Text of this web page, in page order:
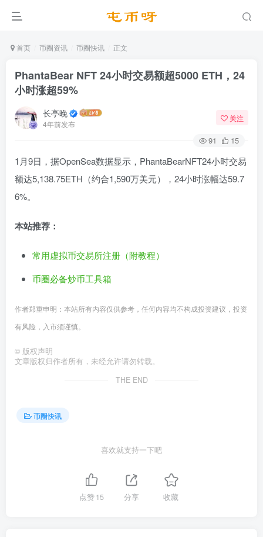
首页 币圈资讯 币圈快讯 正文
PhantaBear NFT 24小时交易额超5000 ETH，24
小时涨超59%
长亭晚
4年前发布
关注
91 15
1月9日，据OpenSea数据显示，PhantaBearNFT24小时交易
额达5,138.75ETH（约合1,590万美元），24小时涨幅达59.7
6%。
本站推荐：
常用虚拟币交易所注册（附教程）
币圈必备炒币工具箱
作者郑重申明：本站所有内容仅供参考，任何内容均不构成投资建议，投资
有风险，入市须谨慎。
© 版权声明
文章版权归作者所有，未经允许请勿转载。
THE END
币圈快讯
喜欢就支持一下吧
点赞15 分享 收藏